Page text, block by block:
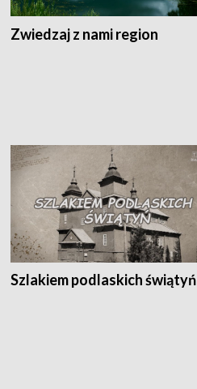
Zwiedzaj z nami region
Szlakiem podlaskich świątyń